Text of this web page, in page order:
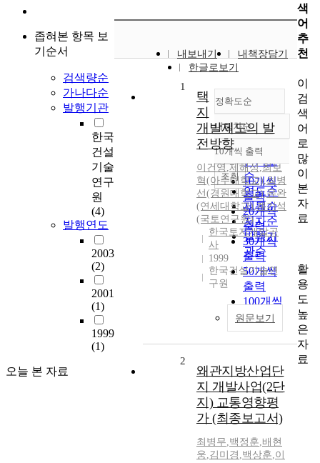
좁혀본 항목 보
기순서
검색량순
가나다순
발행기관
한국
건설
기술
연구
원
(4)
발행연도
2003
(2)
2001
(1)
1999
(1)
오늘 본 자료
내보내기
내책장담기
한글로보기
정확도순
정확도
순
인기도
순
연도순
제목순
저자순
발행기
관순
내림차순
내림차순
10개씩 출력
10개씩
출력
20개씩
출력
30개씩
출력
50개씩
출력
100개씩
출력
조회
1
택
지
개발제도의 발
전방향
이건영,제해성,최보
혁(아주대학교),최병
선(경원대학교),유완
(연세대학교),계기석
(국토연구원)
한국토지개발공
사
1999
한국건설기술연
구원
원문보기
2
왜관지방산업단
지 개발사업(2단
지) 교통영향평
가 (최종보고서)
최병무,백정훈,배현
웅,김미경 ,백상훈,이
색
어
추
천
이
검
색
어
로
많
이
본
자
료
활
용
도
높
은
자
료